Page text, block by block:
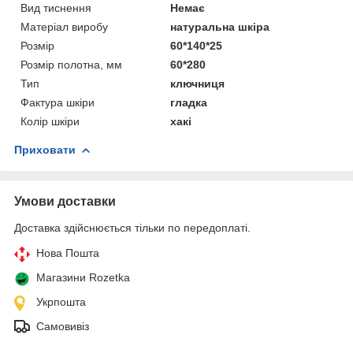
Вид тиснення
Немає
Матеріал виробу
натуральна шкіра
Розмір
60*140*25
Розмір полотна, мм
60*280
Тип
ключниця
Фактура шкіри
гладка
Колір шкіри
хакі
Приховати
Умови доставки
Доставка здійснюється тільки по передоплаті.
Нова Пошта
Магазини Rozetka
Укрпошта
Самовивіз